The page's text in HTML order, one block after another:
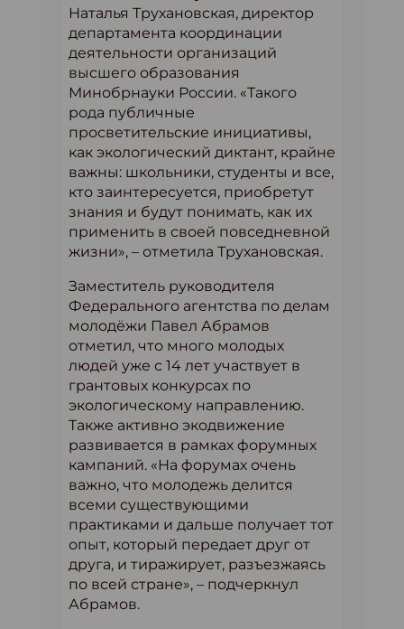
Наталья Трухановская, директор
департамента координации
деятельности организаций
высшего образования
Минобрнауки России. «Такого
рода публичные
просветительские инициативы,
как экологический диктант, крайне
важны: школьники, студенты и все,
кто заинтересуется, приобретут
знания и будут понимать, как их
применить в своей повседневной
жизни», – отметила Трухановская.
Заместитель руководителя
Федерального агентства по делам
молодёжи Павел Абрамов
отметил, что много молодых
людей уже с 14 лет участвует в
грантовых конкурсах по
экологическому направлению.
Также активно экодвижение
развивается в рамках форумных
кампаний. «На форумах очень
важно, что молодежь делится
всеми существующими
практиками и дальше получает тот
опыт, который передает друг от
друга, и тиражирует, разъезжаясь
по всей стране», – подчеркнул
Абрамов.